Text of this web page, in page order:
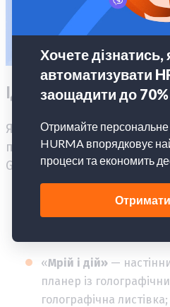
Ідеї сетів із wow-
Як складаються
показуємо на прикладі
Gifty Corporate:
«Мрій і дій» —
планер із
голографічна листівка;